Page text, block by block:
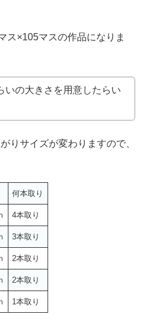
ス×105マスの作品になりま
いの大きさを用意したらい
りサイズが変わりますので、
何本取り
4本取り
3本取り
2本取り
2本取り
1本取り